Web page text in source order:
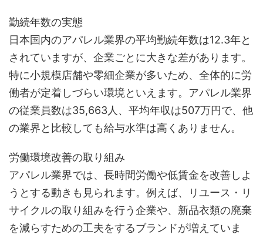
勤続年数の実態
日本国内のアパレル業界の平均勤続年数は12.3年と
されていますが、企業ごとに大きな差があります。
特に小規模店舗や零細企業が多いため、全体的に労
働者が定着しづらい環境といえます。アパレル業界
の従業員数は35,663人、平均年収は507万円で、他
の業界と比較しても給与水準は高くありません。
労働環境改善の取り組み
アパレル業界では、長時間労働や低賃金を改善しよ
うとする動きも見られます。例えば、リユース・リ
サイクルの取り組みを行う企業や、新品衣類の廃棄
を減らすための工夫をするブランドが増えていま